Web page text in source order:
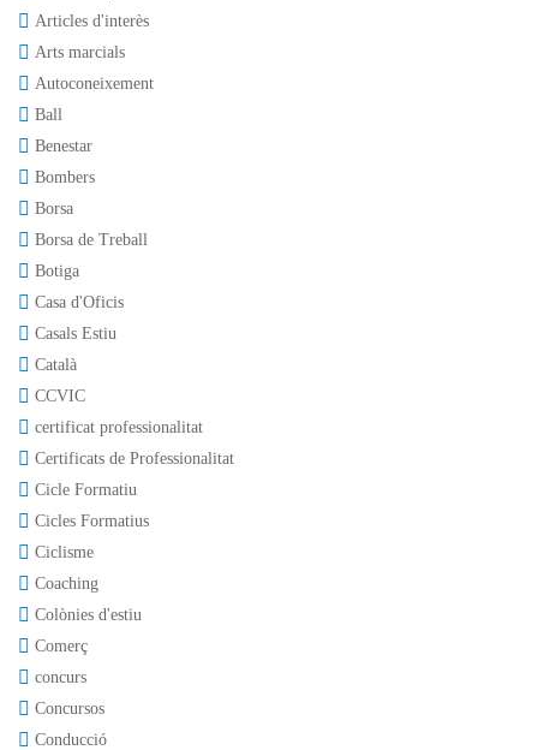
Articles d'interès
Arts marcials
Autoconeixement
Ball
Benestar
Bombers
Borsa
Borsa de Treball
Botiga
Casa d'Oficis
Casals Estiu
Català
CCVIC
certificat professionalitat
Certificats de Professionalitat
Cicle Formatiu
Cicles Formatius
Ciclisme
Coaching
Colònies d'estiu
Comerç
concurs
Concursos
Conducció